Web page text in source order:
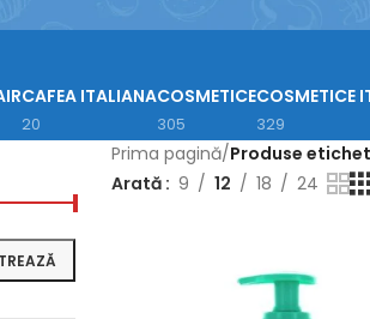
CAFEA ITALIANA
20
COSMETICE
305
COSMETICE
329
Prima pagină/Produse
Arată
9 12 18 24